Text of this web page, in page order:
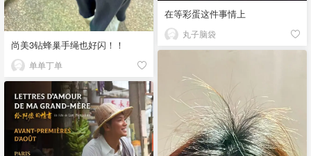
在等彩蛋这件事情上
丸子脑袋
尚美3钻蜂巢手绳也好闪！！
单单丁单